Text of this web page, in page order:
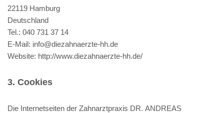
22119 Hamburg
Deutschland
Tel.: 040 731 37 14
E-Mail: info@diezahnaerzte-hh.de
Website: http://www.diezahnaerzte-hh.de/
3. Cookies
Die Internetseiten der Zahnarztpraxis DR. ANDREAS